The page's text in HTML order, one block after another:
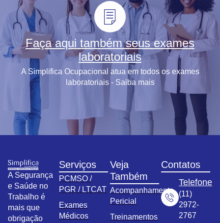
Faça aqui também seus exames
laboratoriais
A Simplifica Ocupacional atua em todos os exames
laboratoriais - Saiba mais
A Segurança
e Saúde no
Trabalho é
mais que
obrigação
Serviços
PCMSO /
PGR / LTCAT
Exames
Médicos
Veja
Também
Acompanhamento
Pericial
Treinamentos
Contatos
Telefone
(11)
2972-
2767